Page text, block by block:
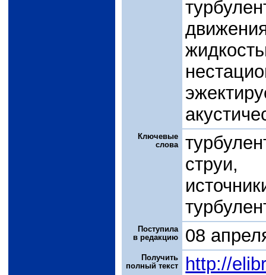
Ключевые
слова
струи,
Поступила
в редакцию
08
Получить
полный текст
http://